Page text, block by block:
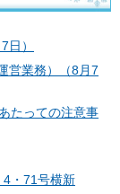
）
営業務）（8月7
たっての注意事
4・71号横新